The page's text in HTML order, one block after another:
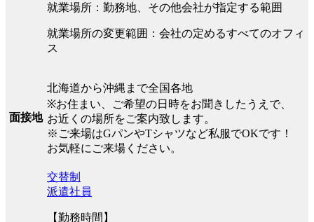
就業場所：勤務地、その他会社が指定する範囲
就業場所の変更範囲：会社の定めるすべてのオフィ
ス
面接地
北海道から沖縄まで全国各地
※お住まい、ご希望の日時をお聞きしたうえで、
お近くの場所をご案内致します。
※ご来場はGパンやTシャツなど私服でOKです！
お気軽にご来場ください。
交替制
派遣社員
【勤務時間】